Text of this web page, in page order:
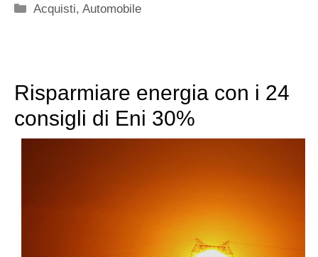
Categorie
Acquisti,Automobile
Risparmiare energia con i 24
consigli di Eni 30%